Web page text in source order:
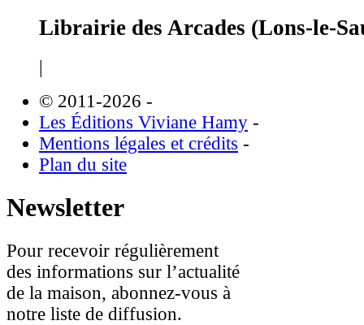
Librairie des Arcades (Lons-le-
|
© 2011-2026 -
Les Éditions Viviane Hamy -
Mentions légales et crédits -
Plan du site
Newsletter
Pour recevoir régulièrement
des informations sur l’actualité
de la maison, abonnez-vous à
notre liste de diffusion.